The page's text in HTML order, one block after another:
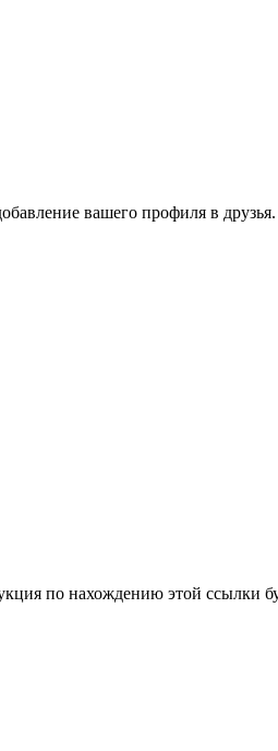
вашего профиля в
по нахождению этой ссылки